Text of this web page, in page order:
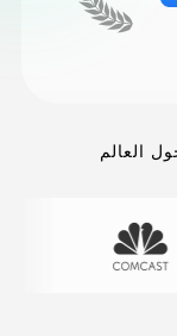
العالم